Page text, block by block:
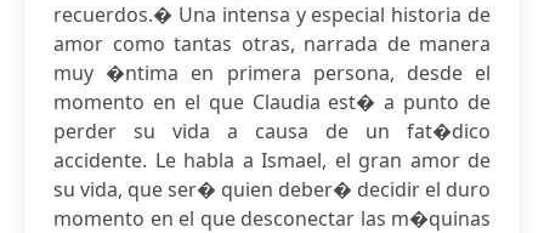
recuerdos.� Una intensa y especial historia de
amor como tantas otras, narrada de manera
muy �ntima en primera persona, desde el
momento en el que Claudia est� a punto de
perder su vida a causa de un fat�dico
accidente. Le habla a Ismael, el gran amor de
su vida, que ser� quien deber� decidir el duro
momento en el que desconectar las m�quinas